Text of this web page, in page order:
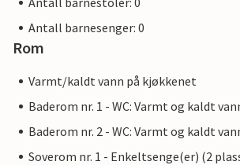
Antall barnesenger: 0
Rom
Varmt/kaldt vann på kjøkkenet
Baderom nr. 1 - WC: Varmt og kaldt
Baderom nr. 2 - WC: Varmt og kaldt
Soverom nr. 1 - Enkeltsenge(er) (2